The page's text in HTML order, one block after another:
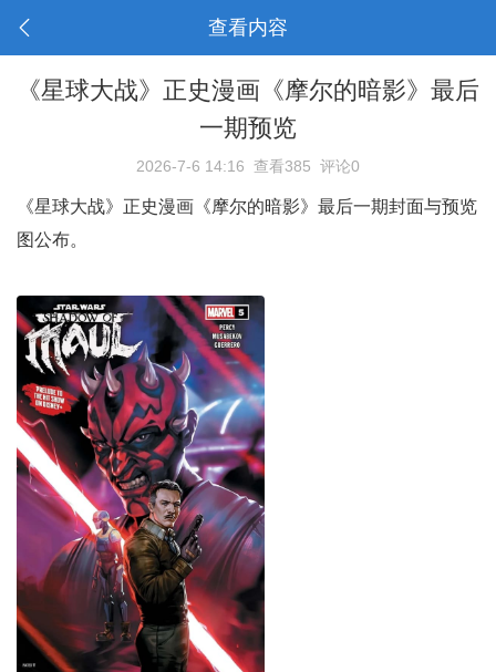
查看内容
《星球大战》正史漫画《摩尔的暗影》最后
一期预览
2026-7-6 14:16 查看385 评论0
《星球大战》正史漫画《摩尔的暗影》最后一期封面与预览
图公布。